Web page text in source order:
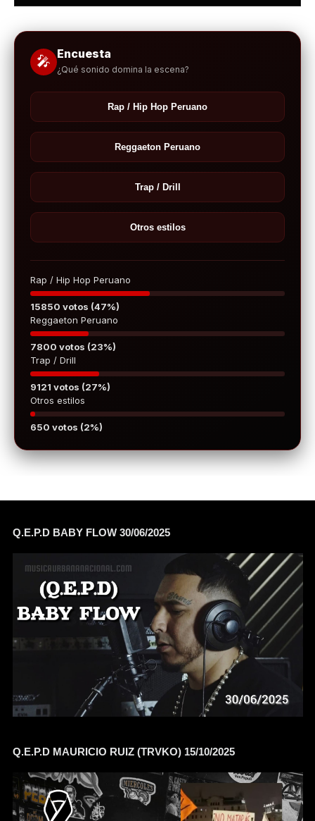
🎤 Encuesta
¿Qué sonido domina la escena?
Rap / Hip Hop Peruano
Reggaeton Peruano
Trap / Drill
Otros estilos
Rap / Hip Hop Peruano
15850 votos (47%)
Reggaeton Peruano
7800 votos (23%)
Trap / Drill
9121 votos (27%)
Otros estilos
650 votos (2%)
Q.E.P.D BABY FLOW 30/06/2025
Q.E.P.D MAURICIO RUIZ (TRVKO) 15/10/2025